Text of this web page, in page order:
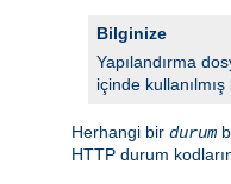
Bilginize
Yapılandırma
içinde kullanılmış
Herhangi bir durum
HTTP durum